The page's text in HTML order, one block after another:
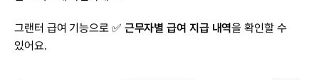
그랜터 급여 기능으로 ✅ 근무자별 급여 지급 내역을 확인할 수
있어요.